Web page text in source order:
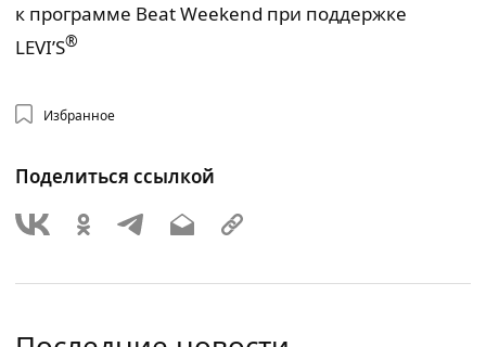
к программе Beat Weekend при поддержке
LEVI’S®
Избранное
Поделиться ссылкой